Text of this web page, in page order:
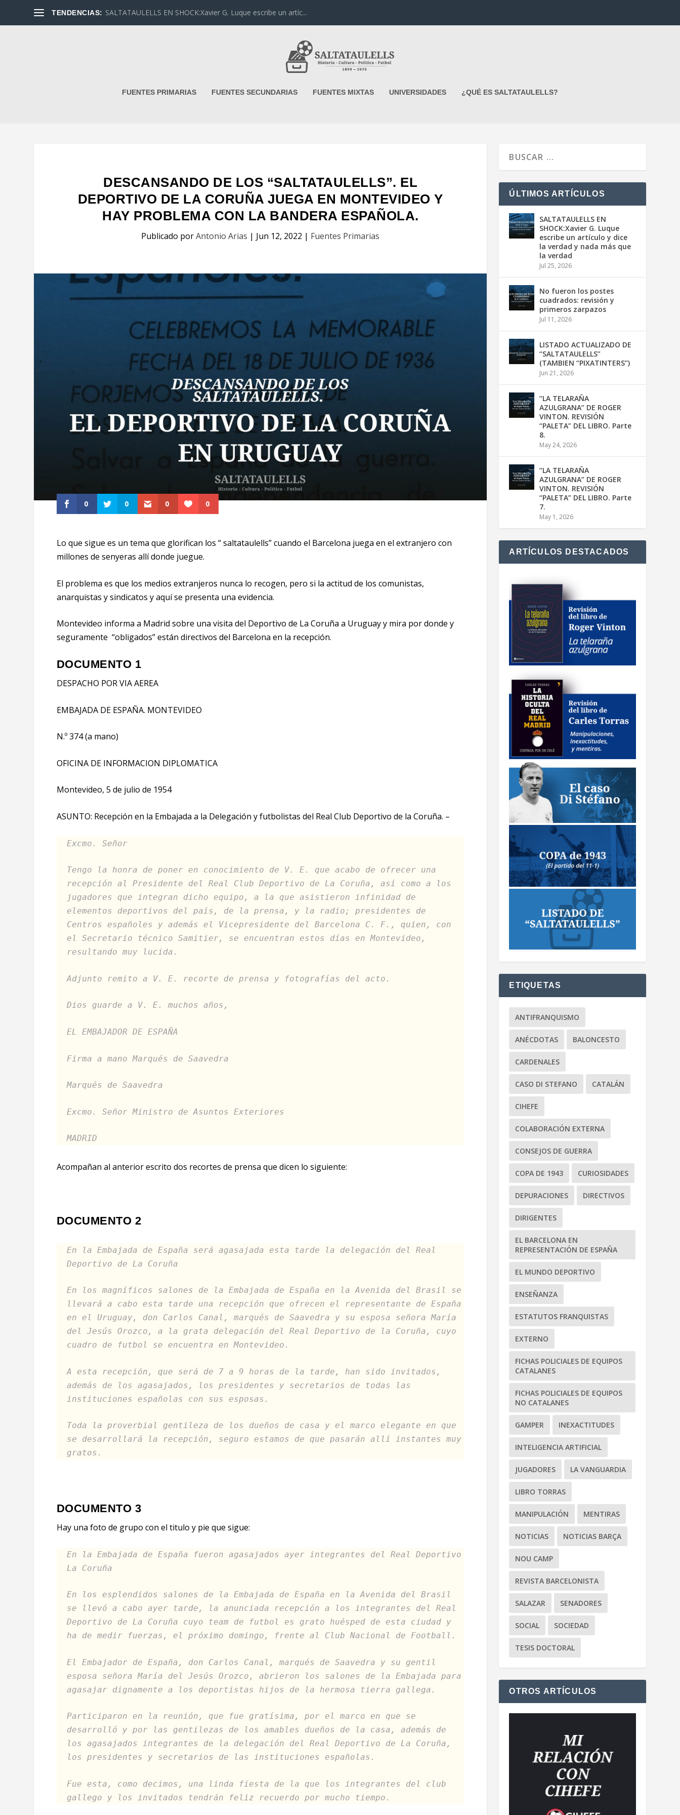
TENDENCIAS: SALTATAULELLS EN SHOCK:Xavier G. Luque escribe un artíc...
FUENTES PRIMARIAS FUENTES SECUNDARIAS FUENTES MIXTAS UNIVERSIDADES ¿QUÉ ES SALTATAULELLS?
DESCANSANDO DE LOS “SALTATAULELLS”. EL
DEPORTIVO DE LA CORUÑA JUEGA EN MONTEVIDEO Y
HAY PROBLEMA CON LA BANDERA ESPAÑOLA.
Publicado porAntonio Arias | Jun 12, 2022 | Fuentes Primarias
0 0 0 0
Lo que sigue es un tema que glorifican los “ saltataulells” cuando el Barcelona juega en el extranjero con
millones de senyeras allí donde juegue.
El problema es que los medios extranjeros nunca lo recogen, pero si la actitud de los comunistas,
anarquistas y sindicatos y aquí se presenta una evidencia.
Montevideo informa a Madrid sobre una visita del Deportivo de La Coruña a Uruguay y mira por donde y
seguramente “obligados” están directivos del Barcelona en la recepción.
DOCUMENTO 1
DESPACHO POR VIA AEREA
EMBAJADA DE ESPAÑA. MONTEVIDEO
N.º 374 (a mano)
OFICINA DE INFORMACION DIPLOMATICA
Montevideo, 5 de julio de 1954
ASUNTO: Recepción en la Embajada a la Delegación y futbolistas del Real Club Deportivo de la Coruña. –
Excmo. Señor
Tengo la honra de poner en conocimiento de V. E. que acabo de ofrecer una
recepción al Presidente del Real Club Deportivo de La Coruña, así como a los
jugadores que integran dicho equipo, a la que asistieron infinidad de
elementos deportivos del país, de la prensa, y la radio; presidentes de
Centros españoles y además el Vicepresidente del Barcelona C. F., quien, con
el Secretario técnico Samitier, se encuentran estos días en Montevideo,
resultando muy lucida.
Adjunto remito a V. E. recorte de prensa y fotografías del acto.
Dios guarde a V. E. muchos años,
EL EMBAJADOR DE ESPAÑA
Firma a mano Marqués de Saavedra
Marqués de Saavedra
Excmo. Señor Ministro de Asuntos Exteriores
MADRID
Acompañan al anterior escrito dos recortes de prensa que dicen lo siguiente:
DOCUMENTO 2
En la Embajada de España será agasajada esta tarde la delegación del Real
Deportivo de La Coruña
En los magníficos salones de la Embajada de España en la Avenida del Brasil se
llevará a cabo esta tarde una recepción que ofrecen el representante de España
en el Uruguay, don Carlos Canal, marqués de Saavedra y su esposa señora María
del Jesús Orozco, a la grata delegación del Real Deportivo de la Coruña, cuyo
cuadro de futbol se encuentra en Montevideo.
A esta recepción, que será de 7 a 9 horas de la tarde, han sido invitados,
además de los agasajados, los presidentes y secretarios de todas las
instituciones españolas con sus esposas.
Toda la proverbial gentileza de los dueños de casa y el marco elegante en que
se desarrollará la recepción, seguro estamos de que pasarán allí instantes muy
gratos.
DOCUMENTO 3
Hay una foto de grupo con el titulo y pie que sigue:
En la Embajada de España fueron agasajados ayer integrantes del Real Deportivo
La Coruña
En los esplendidos salones de la Embajada de España en la Avenida del Brasil
se llevó a cabo ayer tarde, la anunciada recepción a los integrantes del Real
Deportivo de La Coruña cuyo team de futbol es grato huésped de esta ciudad y
ha de medir fuerzas, el próximo domingo, frente al Club Nacional de Football.
El Embajador de España, don Carlos Canal, marqués de Saavedra y su gentil
esposa señora María del Jesús Orozco, abrieron los salones de la Embajada para
agasajar dignamente a los deportistas hijos de la hermosa tierra gallega.
Participaron en la reunión, que fue gratísima, por el marco en que se
desarrolló y por las gentilezas de los amables dueños de la casa, además de
los agasajados integrantes de la delegación del Real Deportivo de La Coruña,
los presidentes y secretarios de las instituciones españolas.
Fue esta, como decimos, una linda fiesta de la que los integrantes del club
gallego y los invitados tendrán feliz recuerdo por mucho tiempo.
ÚLTIMOS ARTÍCULOS
SALTATAULELLS EN
SHOCK:Xavier G. Luque
escribe un artículo y dice
la verdad y nada más que
la verdad
Jul 25, 2026
No fueron los postes
cuadrados: revisión y
primeros zarpazos
Jul 11, 2026
LISTADO ACTUALIZADO DE
“SALTATAULELLS”
(TAMBIEN “PIXATINTERS”)
Jun 21, 2026
“LA TELARAÑA
AZULGRANA” DE ROGER
VINTON. REVISIÓN
“PALETA” DEL LIBRO. Parte
8.
May 24, 2026
“LA TELARAÑA
AZULGRANA” DE ROGER
VINTON. REVISIÓN
“PALETA” DEL LIBRO. Parte
7.
May 1, 2026
ARTÍCULOS DESTACADOS
ETIQUETAS
ANTIFRANQUISMO
ANÉCDOTAS BALONCESTO
CARDENALES
CASO DI STEFANO CATALÁN
CIHEFE
COLABORACIÓN EXTERNA
CONSEJOS DE GUERRA
COPA DE 1943 CURIOSIDADES
DEPURACIONES DIRECTIVOS
DIRIGENTES
EL BARCELONA EN
REPRESENTACIÓN DE ESPAÑA
EL MUNDO DEPORTIVO
ENSEÑANZA
ESTATUTOS FRANQUISTAS
EXTERNO
FICHAS POLICIALES DE EQUIPOS
CATALANES
FICHAS POLICIALES DE EQUIPOS
NO CATALANES
GAMPER INEXACTITUDES
INTELIGENCIA ARTIFICIAL
JUGADORES LA VANGUARDIA
LIBRO TORRAS
MANIPULACIÓN MENTIRAS
NOTICIAS NOTICIAS BARÇA
NOU CAMP
REVISTA BARCELONISTA
SALAZAR SENADORES
SOCIAL SOCIEDAD
TESIS DOCTORAL
OTROS ARTÍCULOS